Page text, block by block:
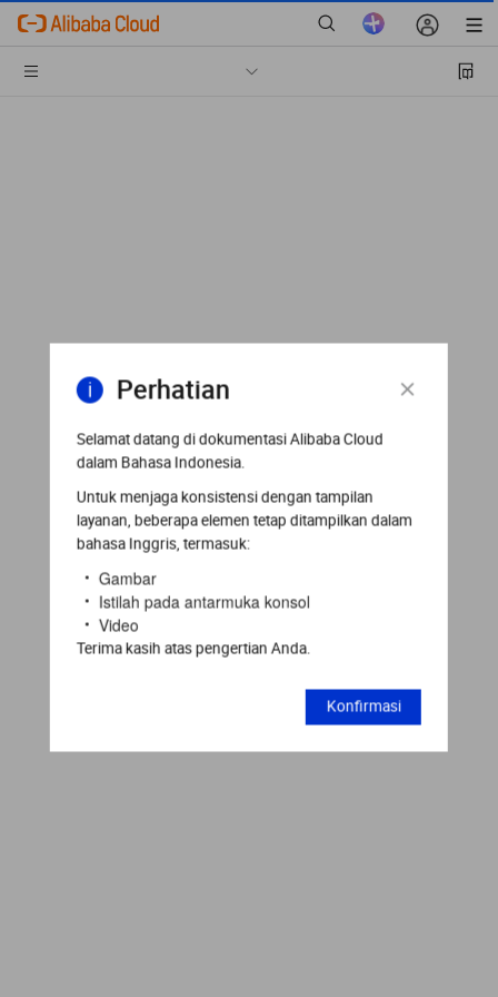
Perhatian
Selamat datang di dokumentasi Alibaba Cloud
dalam Bahasa Indonesia.
Untuk menjaga konsistensi dengan tampilan
layanan, beberapa elemen tetap ditampilkan dalam
bahasa Inggris, termasuk:
Gambar
Istilah pada antarmuka konsol
Video
Terima kasih atas pengertian Anda.
Konfirmasi